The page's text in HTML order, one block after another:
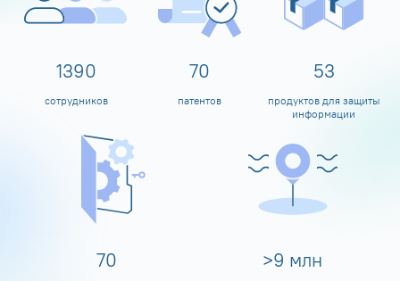
1594
сотрудников
80
патентов
60
продуктов для защиты
информации
80 >10 млн